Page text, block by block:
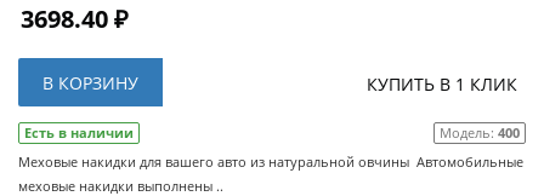
3698.40 ₽
В КОРЗИНУ КУПИТЬ В 1 КЛИК
Есть в наличии Модель: 400
Меховые накидки для вашего авто из натуральной овчины Автомобильные
меховые накидки выполнены ..